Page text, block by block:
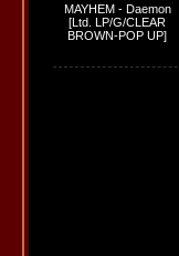
MAYHEM - Daemon
[Ltd. LP/G/CLEAR
BROWN-POP UP]